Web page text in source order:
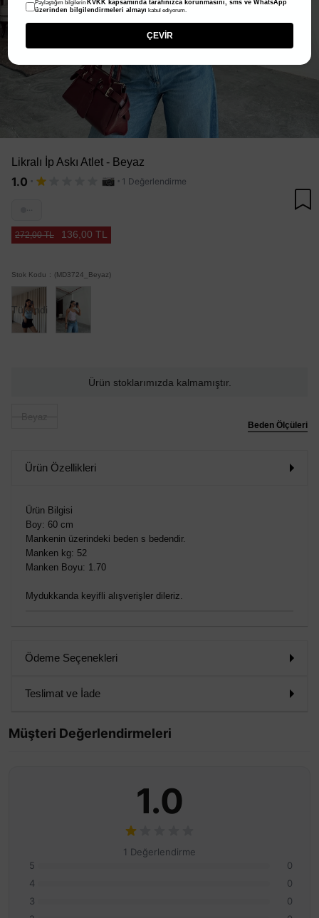
Likralı İp Askı Atlet - Beyaz
1.0 · · 1 Değerlendirme
272,00 TL 136,00 TL
Stok Kodu (MD3724_Beyaz)
Tükendi
Ürün stoklarımızda kalmamıştır.
Beden Ölçüleri
Ürün Özellikleri
Ürün Bilgisi
Boy: 60 cm
Mankenin üzerindeki beden s bedendir.
Manken kg: 52
Manken Boyu: 1.70
Mydukkanda keyifli alışverişler dileriz.
Ödeme Seçenekleri
Teslimat ve İade
Müşteri Değerlendirmeleri
1.0
1 Değerlendirme
5
0
4
0
3
0
Paylaştığım bilgilerin KVKK kapsamında tarafınızca korunmasını, sms ve WhatsApp
üzerinden bilgilendirmeleri almayı kabul ediyorum.
ÇEVİR